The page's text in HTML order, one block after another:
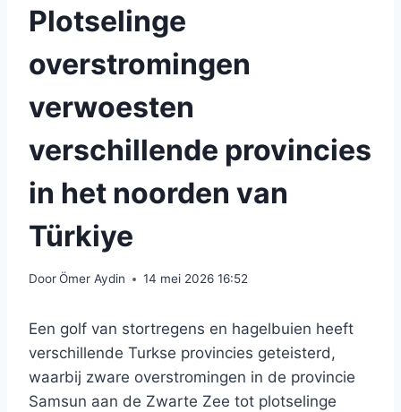
Plotselinge
overstromingen
verwoesten
verschillende provincies
in het noorden van
Türkiye
DoorÖmer Aydin 14 mei 2026 16:52
Een golf van stortregens en hagelbuien heeft
verschillende Turkse provincies geteisterd,
waarbij zware overstromingen in de provincie
Samsun aan de Zwarte Zee tot plotselinge